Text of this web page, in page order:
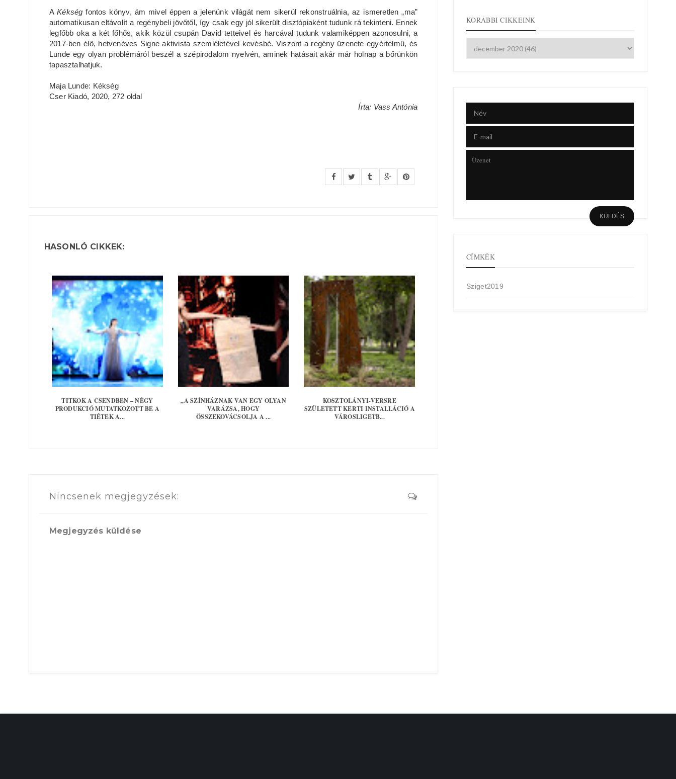
AKékségfontos könyv, ám mivel éppen a jelenünk világát nem sikerül rekonstruálnia, az ismeretlen „ma”
automatikusan eltávolít a regénybeli jövőtől, így csak egy jól sikerült disztópiaként tudunk rá tekinteni. Ennek
legfőbb oka a két főhős, akik közül csupán David tetteivel és harcával tudunk valamiképpen azonosulni, a
2017-ben élő, hetvenéves Signe aktivista szemléletével kevésbé. Viszont a regény üzenete egyértelmű, és
Lunde egy olyan problémáról beszél a szépirodalom nyelvén, aminek hatásait akár már holnap a bőrünkön
tapasztalhatjuk.
Maja Lunde: Kékség
Cser Kiadó, 2020, 272 oldal
Írta: Vass Antónia
HASONLÓ CIKKEK:
TITKOK A CSENDBEN – NÉGY
PRODUKCIÓ MUTATKOZOTT BE A
TIÉTEK A...
„A SZÍNHÁZNAK VAN EGY OLYAN
VARÁZSA, HOGY
ÖSSZEKOVÁCSOLJA A ...
KOSZTOLÁNYI-VERSRE
SZÜLETETT KERTI INSTALLÁCIÓ A
VÁROSLIGETB...
Nincsenek megjegyzések:
Megjegyzés küldése
KORÁBBI CIKKEINK
CÍMKÉK
Sziget2019